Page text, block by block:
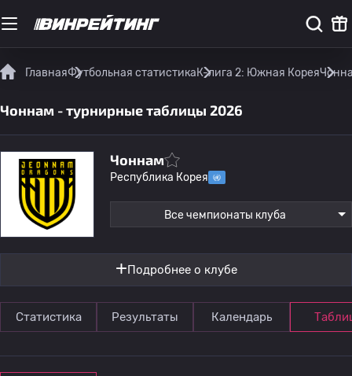
ГлавнаяФутбольная статистикаК-лига 2: Южная Корея
Чоннам - турнирные таблицы 2026
Чоннам
Республика Корея
Все чемпионаты клуба
Подробнее о клубе
Статистика Результаты Календарь